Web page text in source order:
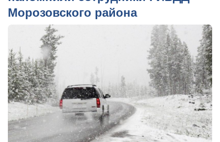
Морозовского района